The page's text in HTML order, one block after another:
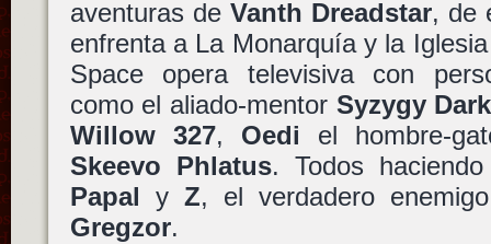
aventuras de Vanth Dreadstar, de
enfrenta a La Monarquía y la
Space opera televisiva con
como el aliado-mentor Syzygy
Willow 327, Oedi el hombre-
Skeevo Phlatus. Todos
Papal y Z, el verdadero
Gregzor.